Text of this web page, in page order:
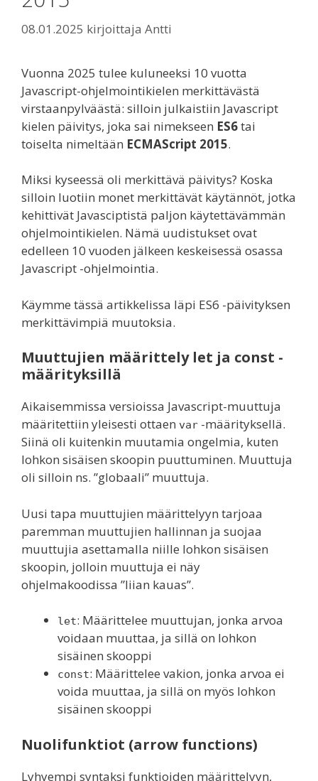
08.01.2025 kirjoittaja Antti
Vuonna 2025 tulee kuluneeksi 10 vuotta
Javascript-ohjelmointikielen merkittävästä
virstaanpylväästä: silloin julkaistiin Javascript
kielen päivitys, joka sai nimekseen ES6tai
toiselta nimeltään ECMAScript 2015.
Miksi kyseessä oli merkittävä päivitys? Koska
silloin luotiin monet merkittävät käytännöt, jotka
kehittivät Javasciptistä paljon käytettävämmän
ohjelmointikielen. Nämä uudistukset ovat
edelleen 10 vuoden jälkeen keskeisessä osassa
Javascript -ohjelmointia.
Käymme tässä artikkelissa läpi ES6 -päivityksen
merkittävimpiä muutoksia.
Muuttujien määrittely let ja const -
määrityksillä
Aikaisemmissa versioissa Javascript-muuttuja
määritettiin yleisesti ottaen var -määrityksellä.
Siinä oli kuitenkin muutamia ongelmia, kuten
lohkon sisäisen skoopin puuttuminen. Muuttuja
oli silloin ns. ”globaali” muuttuja.
Uusi tapa muuttujien määrittelyyn tarjoaa
paremman muuttujien hallinnan ja suojaa
muuttujia asettamalla niille lohkon sisäisen
skoopin, jolloin muuttuja ei näy
ohjelmakoodissa ”liian kauas”.
let: Määrittelee muuttujan, jonka arvoa
voidaan muuttaa, ja sillä on lohkon
sisäinen skooppi
const: Määrittelee vakion, jonka arvoa ei
voida muuttaa, ja sillä on myös lohkon
sisäinen skooppi
Nuolifunktiot (arrow functions)
Lyhyempi syntaksi funktioiden määrittelyyn,